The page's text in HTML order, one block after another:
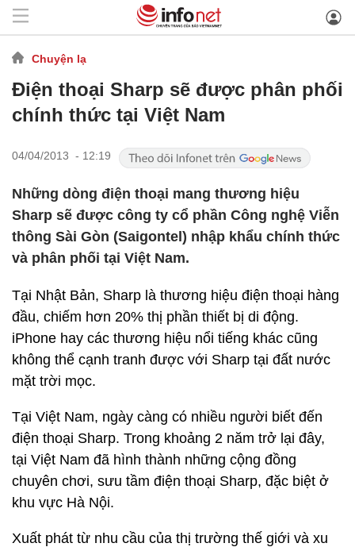
Chuyện lạ
Điện thoại Sharp sẽ được phân phối
chính thức tại Việt Nam
04/04/2013 - 12:19
Những dòng điện thoại mang thương hiệu
Sharp sẽ được công ty cổ phần Công nghệ Viễn
thông Sài Gòn (Saigontel) nhập khẩu chính thức
và phân phối tại Việt Nam.
Tại Nhật Bản, Sharp là thương hiệu điện thoại hàng
đầu, chiếm hơn 20% thị phần thiết bị di động.
iPhone hay các thương hiệu nổi tiếng khác cũng
không thể cạnh tranh được với Sharp tại đất nước
mặt trời mọc.
Tại Việt Nam, ngày càng có nhiều người biết đến
điện thoại Sharp. Trong khoảng 2 năm trở lại đây,
tại Việt Nam đã hình thành những cộng đồng
chuyên chơi, sưu tầm điện thoại Sharp, đặc biệt ở
khu vực Hà Nội.
Xuất phát từ nhu cầu của thị trường thế giới và xu